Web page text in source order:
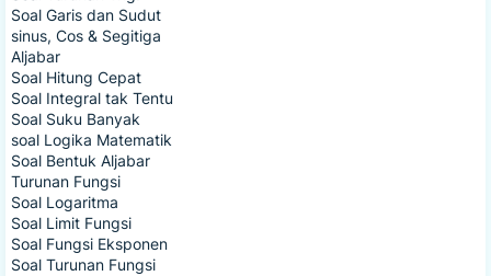
Soal Garis dan Sudut
sinus, Cos & Segitiga
Aljabar
Soal Hitung Cepat
Soal Integral tak Tentu
Soal Suku Banyak
soal Logika Matematik
Soal Bentuk Aljabar
Turunan Fungsi
Soal Logaritma
Soal Limit Fungsi
Soal Fungsi Eksponen
Soal Turunan Fungsi